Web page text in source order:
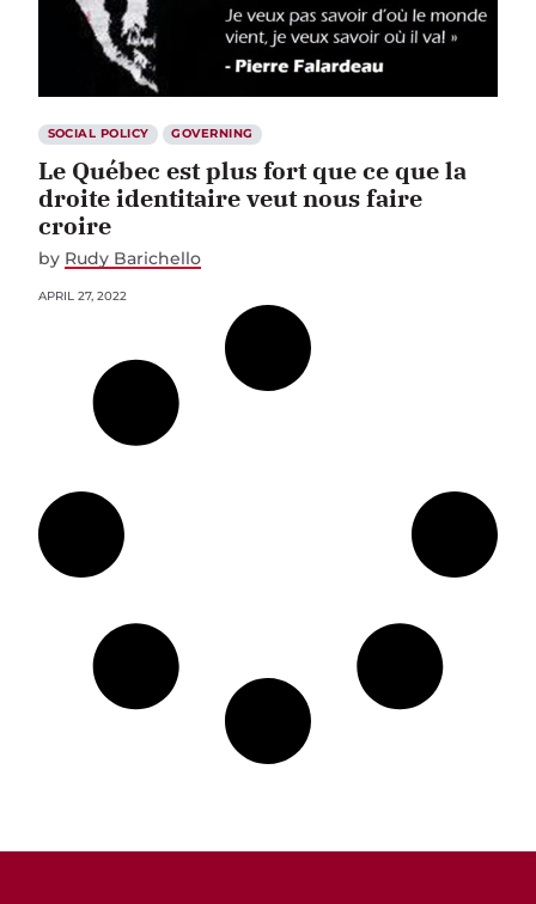
SOCIAL POLICY GOVERNING
Le Québec est plus fort que ce que la
droite identitaire veut nous faire
croire
by Rudy Barichello
APRIL 27, 2022